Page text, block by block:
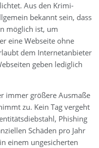
Aus den Krimi-
bekannt sein, dass
möglich ist, um
eine Webseite ohne
dem Internetanbieter
geben lediglich
immer größere Ausmaße
zu. Kein Tag vergeht
Phishing
Schäden pro Jahr
einem ungesicherten